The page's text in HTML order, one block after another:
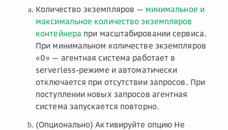
Количество экземпляров — минимальное и
максимальное количество экземпляров
контейнера при масштабировании сервиса.
При минимальном количестве экземпляров
«0» — агентная система работает в
serverless-режиме и автоматически
отключается при отсутствии запросов. При
поступлении новых запросов агентная
система запускается повторно.
(Опционально) Активируйте опцию Не